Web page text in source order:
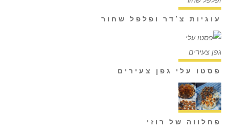
עוגיות צ'דר ופלפל שחור
פסטו עלי גפן צעירים
פחלווה של רוזי